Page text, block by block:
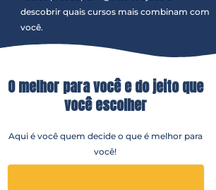
descobrir quais cursos mais combinam com
você.
O melhor para você e do jeito que
você escolher
Aqui é você quem decide o que é melhor para
você!